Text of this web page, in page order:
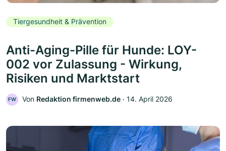
Tiergesundheit & Prävention
Anti-Aging-Pille für Hunde: LOY-
002 vor Zulassung - Wirkung,
Risiken und Marktstart
FW Von Redaktion firmenweb.de ‧ 14. April 2026